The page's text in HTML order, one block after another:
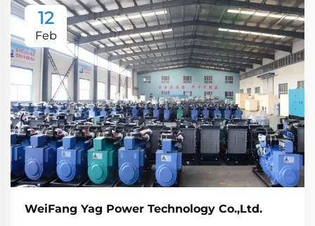
12
Feb
WeiFang Yag Power Technology Co.,Ltd.